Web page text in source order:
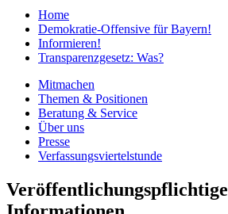
Home
Demokratie-Offensive für Bayern!
Informieren!
Transparenzgesetz: Was?
Mitmachen
Themen & Positionen
Beratung & Service
Über uns
Presse
Verfassungsviertelstunde
Veröffentlichungspflichtige